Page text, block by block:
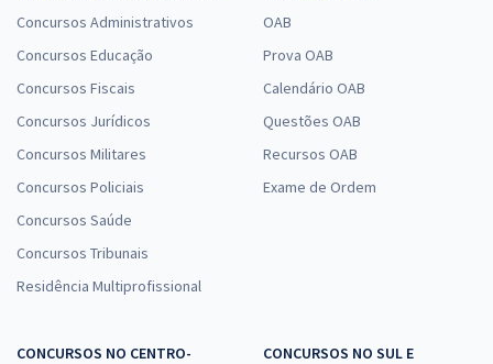
Concursos Administrativos
Concursos Educação
Concursos Fiscais
Concursos Jurídicos
Concursos Militares
Concursos Policiais
Concursos Saúde
Concursos Tribunais
Residência Multiprofissional
OAB
Prova OAB
Calendário OAB
Questões OAB
Recursos OAB
Exame de Ordem
CONCURSOS NO CENTRO-
CONCURSOS NO SUL E